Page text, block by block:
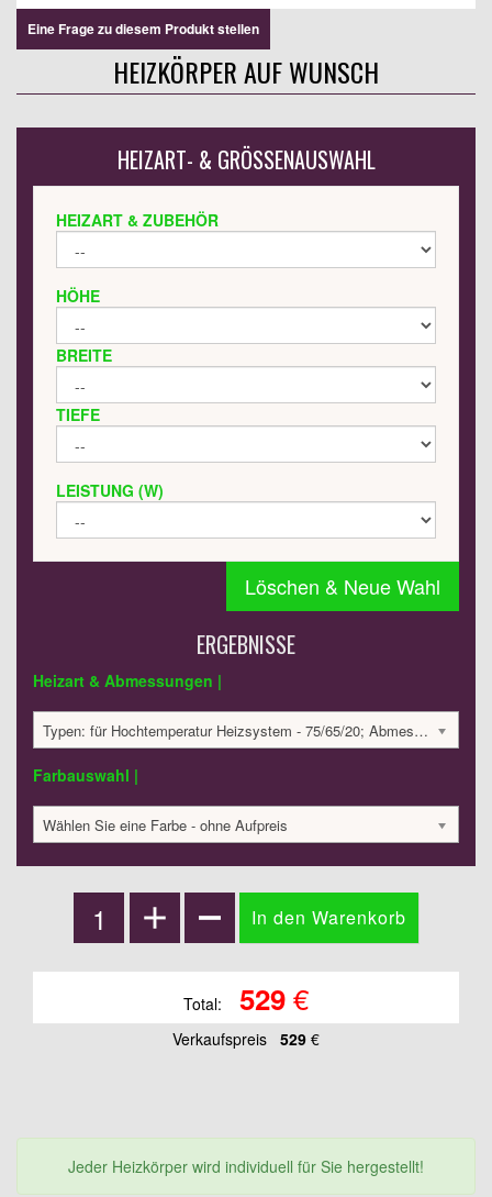
Eine Frage zu diesem Produkt stellen
HEIZKÖRPER AUF WUNSCH
HEIZART- & GRÖSSENAUSWAHL
HEIZART & ZUBEHÖR
HÖHE
BREITE
TIEFE
LEISTUNG (W)
Löschen & Neue Wahl
ERGEBNISSE
Heizart & Abmessungen |
Typen: für Hochtemperatur Heizsystem - 75/65/20; Abmessungen: 559x500x40 mm; 333 Watt:; 528.56 €
Farbauswahl |
Wählen Sie eine Farbe - ohne Aufpreis
Total: 529€
Verkaufspreis 529 €
Jeder Heizkörper wird individuell für Sie hergestellt!